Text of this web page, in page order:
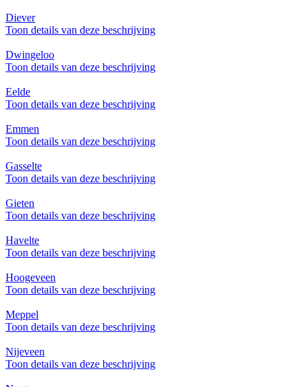
Diever
Toon details van deze beschrijving
Dwingeloo
Toon details van deze beschrijving
Eelde
Toon details van deze beschrijving
Emmen
Toon details van deze beschrijving
Gasselte
Toon details van deze beschrijving
Gieten
Toon details van deze beschrijving
Havelte
Toon details van deze beschrijving
Hoogeveen
Toon details van deze beschrijving
Meppel
Toon details van deze beschrijving
Nijeveen
Toon details van deze beschrijving